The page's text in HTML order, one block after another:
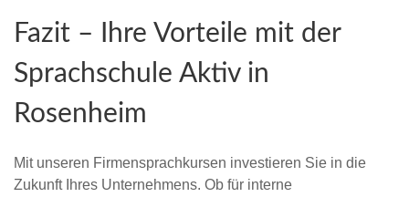
Fazit – Ihre Vorteile mit der
Sprachschule Aktiv in
Rosenheim
Mit unseren Firmensprachkursen investieren Sie in die
Zukunft Ihres Unternehmens. Ob für interne